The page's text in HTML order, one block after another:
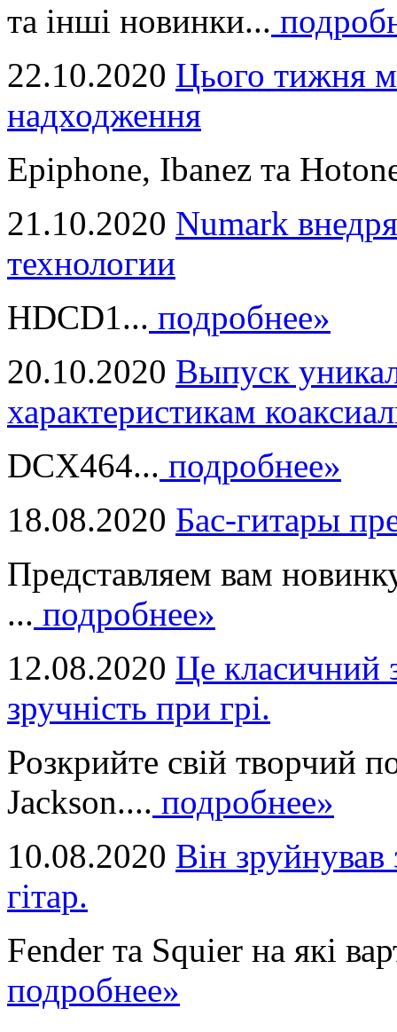
та інші новинки...
22.10.2020 Цього тижня
надходження
Epiphone, Ibanez та
21.10.2020 Numark
технологии
HDCD1... подробнее»
20.10.2020 Выпуск
характеристикам
DCX464... подробнее»
18.08.2020 Бас-гитары
Представляем вам
... подробнее»
12.08.2020 Це класичний
зручність при грі.
Розкрийте свій творчий
Jackson.... подробнее»
10.08.2020 Він
гітар.
Fender та Squier на які
подробнее»